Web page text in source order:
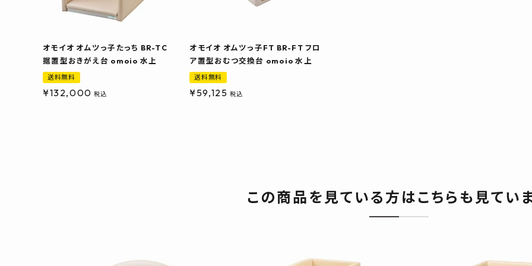
オモイオ オムツっ子たっち BR-TC
据置型おきがえ台 omoio 水上
送料無料
¥132,000 税込
オモイオ オムツっ子FT BR-FT フロ
ア置型おむつ交換台 omoio 水上
送料無料
¥ 59,125 税込
この商品を見ている方はこちらも見てい